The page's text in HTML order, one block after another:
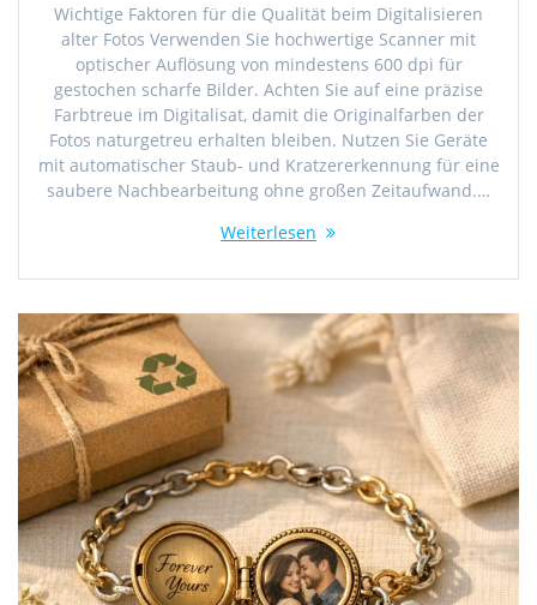
Wichtige Faktoren für die Qualität beim Digitalisieren
alter Fotos Verwenden Sie hochwertige Scanner mit
optischer Auflösung von mindestens 600 dpi für
gestochen scharfe Bilder. Achten Sie auf eine präzise
Farbtreue im Digitalisat, damit die Originalfarben der
Fotos naturgetreu erhalten bleiben. Nutzen Sie Geräte
mit automatischer Staub- und Kratzererkennung für eine
saubere Nachbearbeitung ohne großen Zeitaufwand.…
Weiterlesen